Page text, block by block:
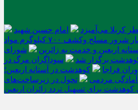
کربلا می‌آمیزد
امام حسین شهید
هلاکت چهار شرور مسلح وکشف ۷۰۰ کیلوگرم مواد
اربعین و خدمت‌ به زائرین
شورای
برگزار شد
سوداگران مرگ در
فراجا
کوهدشت در آستانه اربعین؛
آمادگی مردمی
تحول در زیرساخت‌های
کوهدشت برای تسهیل تردد زائران اربعین